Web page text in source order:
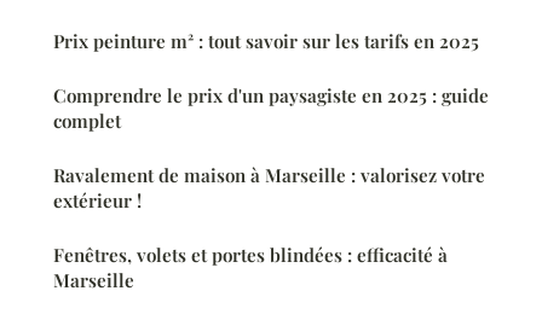
Prix peinture m² : tout savoir sur les tarifs en 2025
Comprendre le prix d'un paysagiste en 2025 : guide
complet
Ravalement de maison à Marseille : valorisez votre
extérieur !
Fenêtres, volets et portes blindées : efficacité à
Marseille